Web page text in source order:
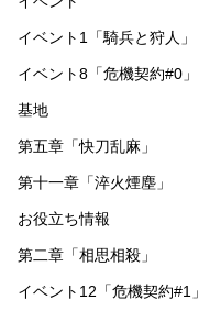
イベント1「騎兵と狩人」
イベント8「危機契約#0」
基地
第五章「快刀乱麻」
第十一章「淬火煙塵」
お役立ち情報
第二章「相思相殺」
イベント12「危機契約#1」